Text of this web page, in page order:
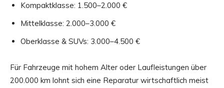
Kompaktklasse: 1.500–2.000 €
Mittelklasse: 2.000–3.000 €
Oberklasse & SUVs: 3.000–4.500 €
Für Fahrzeuge mit hohem Alter oder Laufleistungen über
200.000 km lohnt sich eine Reparatur wirtschaftlich meist